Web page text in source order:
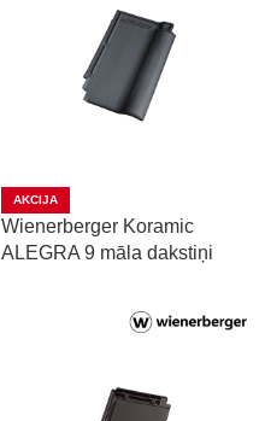
AKCIJA
Wienerberger Koramic
ALEGRA 9 māla dakstiņi